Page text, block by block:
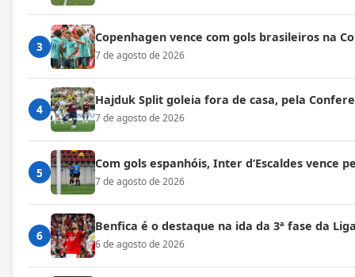
3
Copenhagen vence com gols brasileiros na
7 de agosto de 2026
4
Hajduk Split goleia fora de casa, pela
7 de agosto de 2026
5
Com gols espanhóis, Inter d’Escaldes vence
7 de agosto de 2026
6
Benfica é o destaque na ida da 3ª fase da
6 de agosto de 2026